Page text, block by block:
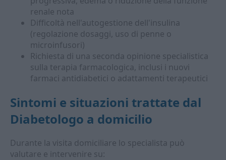
renale nota
Difficoltà nell'autogestione dell'insulina
(regolazione dosaggi, uso di penne o
microinfusori)
Richiesta di una seconda opinione specialistica
sulla terapia farmacologica, inclusi i nuovi
farmaci antidiabetici o adattamenti terapeutici
Sintomi e situazioni trattate dal
Diabetologo a domicilio
Durante la visita domiciliare lo specialista può
valutare e intervenire su: